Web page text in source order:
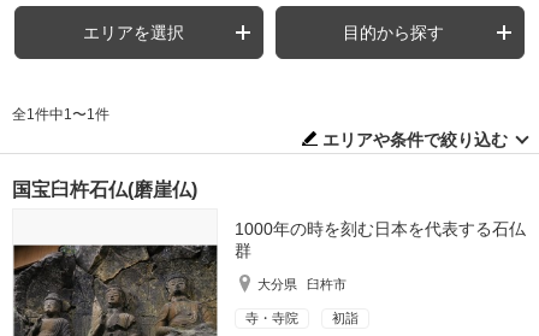
エリアを選択 目的から探す
全1件中1〜1件
エリアや条件で絞り込む
国宝臼杵石仏(磨崖仏)
1000年の時を刻む日本を代表する石仏
群
大分県 臼杵市
寺・寺院 初詣